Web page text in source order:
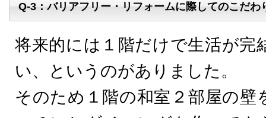
Q-3：バリアフリー・リフォームに際してのこだわ
将来的には１階だけで生活が完
い、というのがありました。
そのため１階の和室２部屋の壁